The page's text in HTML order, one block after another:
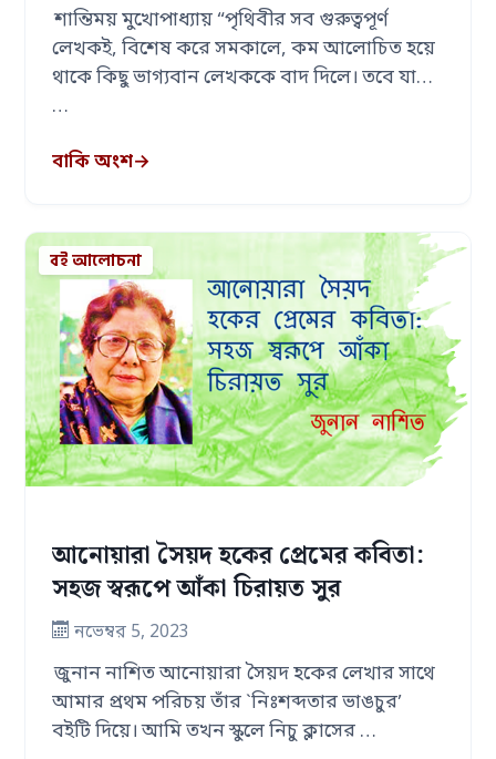
শান্তিময় মুখোপাধ্যায় “পৃথিবীর সব গুরুত্বপূর্ণ
লেখকই, বিশেষ করে সমকালে, কম আলোচিত হয়ে
থাকে কিছু ভাগ্যবান লেখককে বাদ দিলে। তবে যারা
…
বাকি অংশ→
বই আলোচনা
আনোয়ারা সৈয়দ হকের প্রেমের কবিতা:
সহজ স্বরূপে আঁকা চিরায়ত সুর
নভেম্বর 5, 2023
জুনান নাশিত আনোয়ারা সৈয়দ হকের লেখার সাথে
আমার প্রথম পরিচয় তাঁর `নিঃশব্দতার ভাঙচুর’
বইটি দিয়ে। আমি তখন স্কুলে নিচু ক্লাসের …